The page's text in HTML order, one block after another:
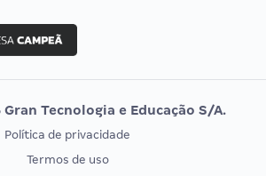
Vunesp
EXAME DE ORDEM
Tecnologia e Educação S/A.
Política de privacidade
Termos de uso